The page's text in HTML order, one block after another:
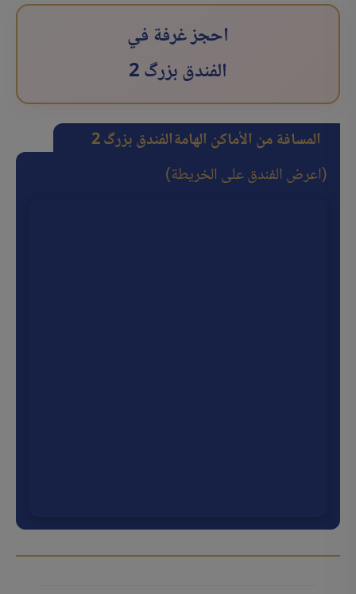
احجز غرفة في
الفندق بزرگ 2
المسافة من الأماكن الهامةالفندق بزرگ 2
(اعرض الفندق على الخريطة)